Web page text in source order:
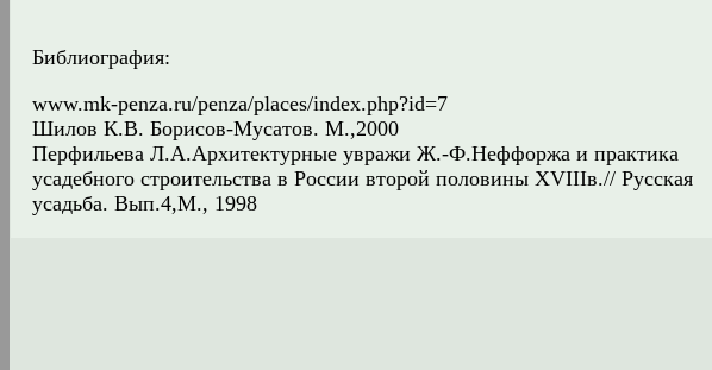
Библиография:
www.mk-penza.ru/penza/places/index.php?id=7
Шилов К.В. Борисов-Мусатов. М.,2000
Перфильева Л.А.Архитектурные увражи Ж.-Ф.Неффоржа и практика
усадебного строительства в России второй половины XVIIIв.// Русская
усадьба. Вып.4,М., 1998